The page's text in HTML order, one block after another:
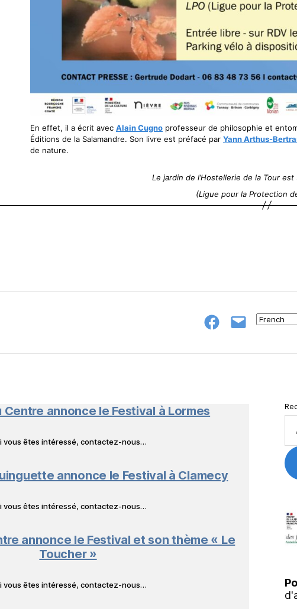
En effet, il a écrit avec Alain Cugno professeur de philosophie et
Éditions de la Salamandre. Son livre est préfacé par Yann Arthus-
de nature.
Le jardin de l’Hostellerie de la Tour
(Ligue pour la Protection
GroupeE-
Centre annonce le Festival à Lormes
vous êtes intéressé, contactez-nous…
annonce le Festival à Clamecy
vous êtes intéressé, contactez-nous…
annonce le Festival et son thème « Le
Toucher »
vous êtes intéressé, contactez-nous…